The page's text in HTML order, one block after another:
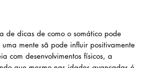
de dicas de como o somático pode
mente sã pode influir positivamente
com desenvolvimentos físicos, a